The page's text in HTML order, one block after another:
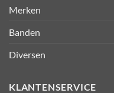
Merken
Banden
Diversen
KLANTENSERVICE